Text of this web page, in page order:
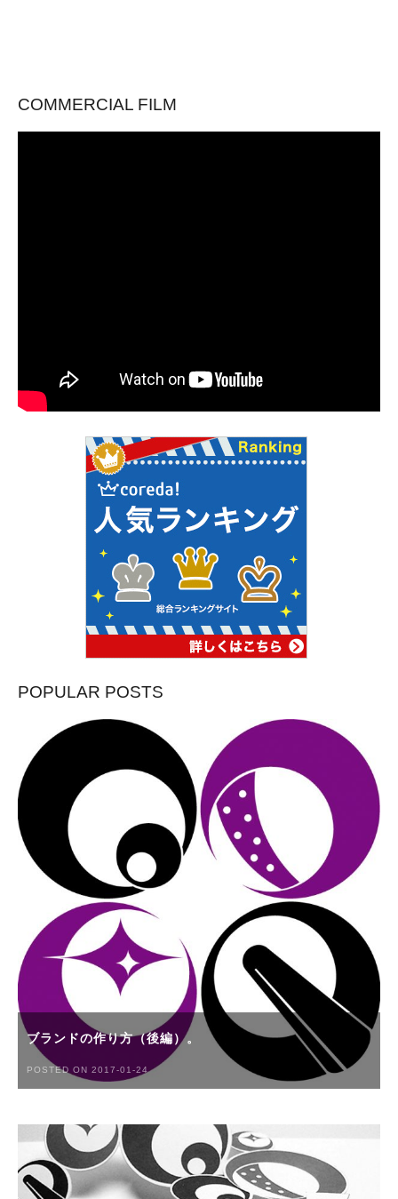
COMMERCIAL FILM
POPULAR POSTS
ブランドの作り方（後編）。
POSTED ON 2017-01-24